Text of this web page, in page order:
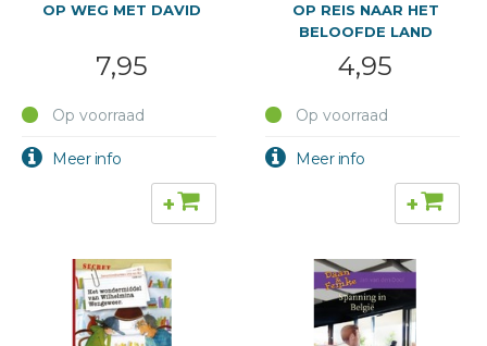
OP WEG MET DAVID
7,95
Op voorraad
+
OP REIS NAAR HET
BELOOFDE LAND
4,95
Op voorraad
+